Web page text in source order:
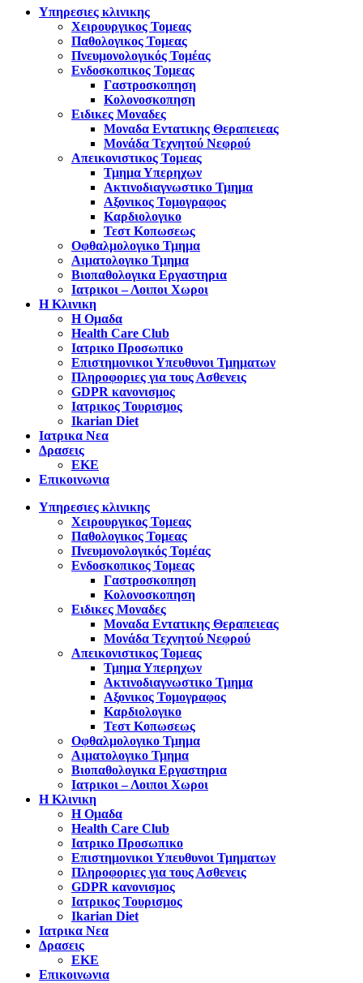
Υπηρεσιες κλινικης
Χειρουργικος Τομεας
Παθολογικος Τομεας
Πνευμονολογικός Τομέας
Ενδοσκοπικος Τομεας
Γαστροσκοπηση
Κολονοσκοπηση
Ειδικες Μοναδες
Μοναδα Εντατικης Θεραπειεας
Μονάδα Τεχνητού Νεφρού
Απεικονιστικος Τομεας
Τμημα Υπερηχων
Ακτινοδιαγνωστικο Τμημα
Αξονικος Τομογραφος
Καρδιολογικο
Τεστ Κοπωσεως
Οφθαλμολογικο Τμημα
Αιματολογικο Τμημα
Βιοπαθολογικα Εργαστηρια
Ιατρικοι – Λοιποι Χωροι
Η Κλινικη
Η Ομαδα
Health Care Club
Ιατρικο Προσωπικο
Επιστημονικοι Υπευθυνοι Τμηματων
Πληροφοριες για τους Ασθενεις
GDPR κανονισμος
Ιατρικος Τουρισμος
Ikarian Diet
Ιατρικα Νεα
Δρασεις
ΕΚΕ
Επικοινωνια
Υπηρεσιες κλινικης
Χειρουργικος Τομεας
Παθολογικος Τομεας
Πνευμονολογικός Τομέας
Ενδοσκοπικος Τομεας
Γαστροσκοπηση
Κολονοσκοπηση
Ειδικες Μοναδες
Μοναδα Εντατικης Θεραπειεας
Μονάδα Τεχνητού Νεφρού
Απεικονιστικος Τομεας
Τμημα Υπερηχων
Ακτινοδιαγνωστικο Τμημα
Αξονικος Τομογραφος
Καρδιολογικο
Τεστ Κοπωσεως
Οφθαλμολογικο Τμημα
Αιματολογικο Τμημα
Βιοπαθολογικα Εργαστηρια
Ιατρικοι – Λοιποι Χωροι
Η Κλινικη
Η Ομαδα
Health Care Club
Ιατρικο Προσωπικο
Επιστημονικοι Υπευθυνοι Τμηματων
Πληροφοριες για τους Ασθενεις
GDPR κανονισμος
Ιατρικος Τουρισμος
Ikarian Diet
Ιατρικα Νεα
Δρασεις
ΕΚΕ
Επικοινωνια